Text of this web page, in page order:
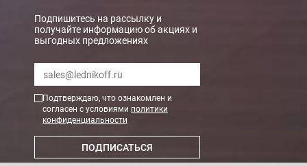
БЕСПЛАТНАЯ доставка при сумме заказа от 7000 руб.
При заказе менее 7000 руб. стоимость доставки
Boxberry
Мы можем доставить ваши заказы сервисом компании
Транспортные компании
Мы можем отправить ваш заказ транспортной компанией в
Подпишитесь на рассылку и
получайте информацию об акциях и
выгодных предложениях
Подтверждаю, что ознакомлен и
согласен с условиями политики
конфиденциальности
ПОДПИСАТЬСЯ